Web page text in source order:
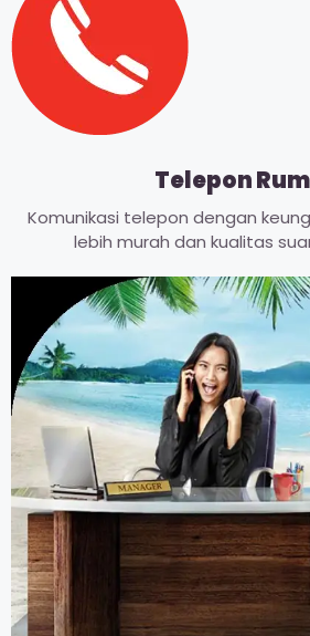
Telepon
Komunikasi telepon dengan
lebih murah dan kualitas